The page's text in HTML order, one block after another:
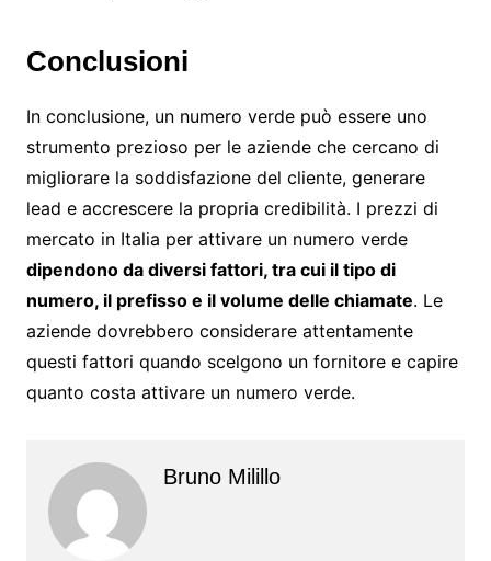
Conclusioni
In conclusione, un numero verde può essere uno
strumento prezioso per le aziende che cercano di
migliorare la soddisfazione del cliente, generare
lead e accrescere la propria credibilità. I prezzi di
mercato in Italia per attivare un numero verde
dipendono da diversi fattori, tra cui il tipo di
numero, il prefisso e il volume delle chiamate. Le
aziende dovrebbero considerare attentamente
questi fattori quando scelgono un fornitore e capire
quanto costa attivare un numero verde.
Bruno Milillo